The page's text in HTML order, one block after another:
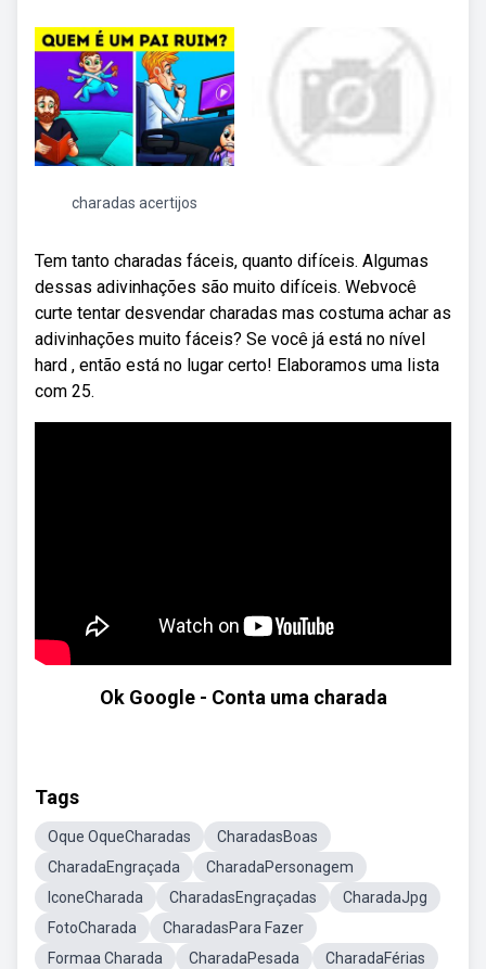
charadas acertijos
Tem tanto charadas fáceis, quanto difíceis. Algumas
dessas adivinhações são muito difíceis. Webvocê
curte tentar desvendar charadas mas costuma achar as
adivinhações muito fáceis? Se você já está no nível
hard , então está no lugar certo! Elaboramos uma lista
com 25.
Ok Google - Conta uma charada
Tags
Oque OqueCharadas
CharadasBoas
CharadaEngraçada
CharadaPersonagem
IconeCharada
CharadasEngraçadas
CharadaJpg
FotoCharada
CharadasPara Fazer
Formaa Charada
CharadaPesada CharadaFérias